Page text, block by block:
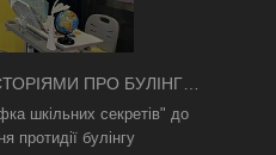
ПРО БУЛІНГ
В КИЄВІ
шкільних секретів" до
протидії булінгу